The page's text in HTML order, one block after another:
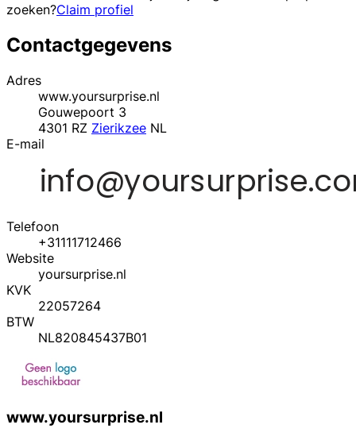
zoeken?Claim profiel
Contactgegevens
Adres
www.yoursurprise.nl
Gouwepoort 3
4301 RZ Zierikzee NL
E-mail
Telefoon
+31111712466
Website
yoursurprise.nl
KVK
22057264
BTW
NL820845437B01
www.yoursurprise.nl